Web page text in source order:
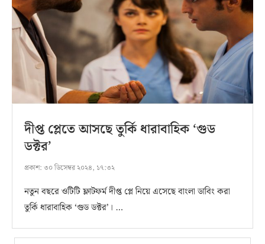
দীপ্ত প্লেতে আসছে তুর্কি ধারাবাহিক ‘গুড
ডক্টর’
প্রকাশ: ৩০ ডিসেম্বর ২০২৪, ১৭:৩২
নতুন বছরে ওটিটি ফ্লাটফর্ম দীপ্ত প্লে নিয়ে এসেছে বাংলা ডাবিং করা
তুর্কি ধারাবাহিক ‘গুড ডক্টর’। …